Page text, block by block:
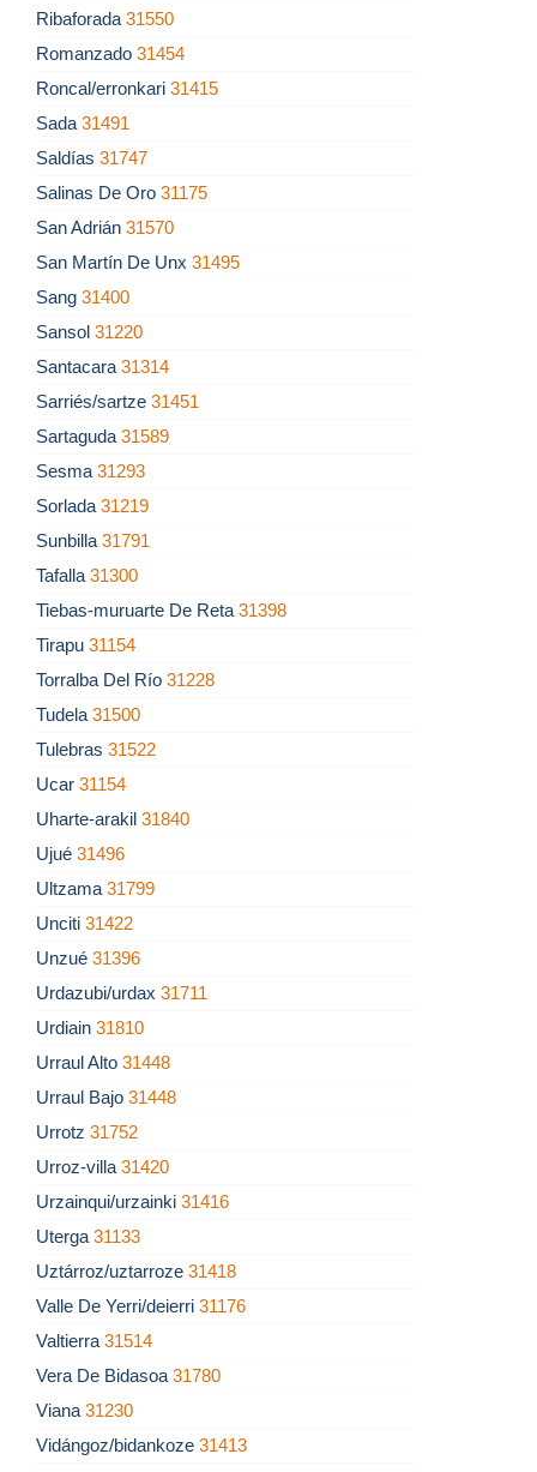
Ribaforada 31550
Romanzado 31454
Roncal/erronkari 31415
Sada 31491
Saldías 31747
Salinas De Oro 31175
San Adrián 31570
San Martín De Unx 31495
Sang 31400
Sansol 31220
Santacara 31314
Sarriés/sartze 31451
Sartaguda 31589
Sesma 31293
Sorlada 31219
Sunbilla 31791
Tafalla 31300
Tiebas-muruarte De Reta 31398
Tirapu 31154
Torralba Del Río 31228
Tudela 31500
Tulebras 31522
Ucar 31154
Uharte-arakil 31840
Ujué 31496
Ultzama 31799
Unciti 31422
Unzué 31396
Urdazubi/urdax 31711
Urdiain 31810
Urraul Alto 31448
Urraul Bajo 31448
Urrotz 31752
Urroz-villa 31420
Urzainqui/urzainki 31416
Uterga 31133
Uztárroz/uztarroze 31418
Valle De Yerri/deierri 31176
Valtierra 31514
Vera De Bidasoa 31780
Viana 31230
Vidángoz/bidankoze 31413